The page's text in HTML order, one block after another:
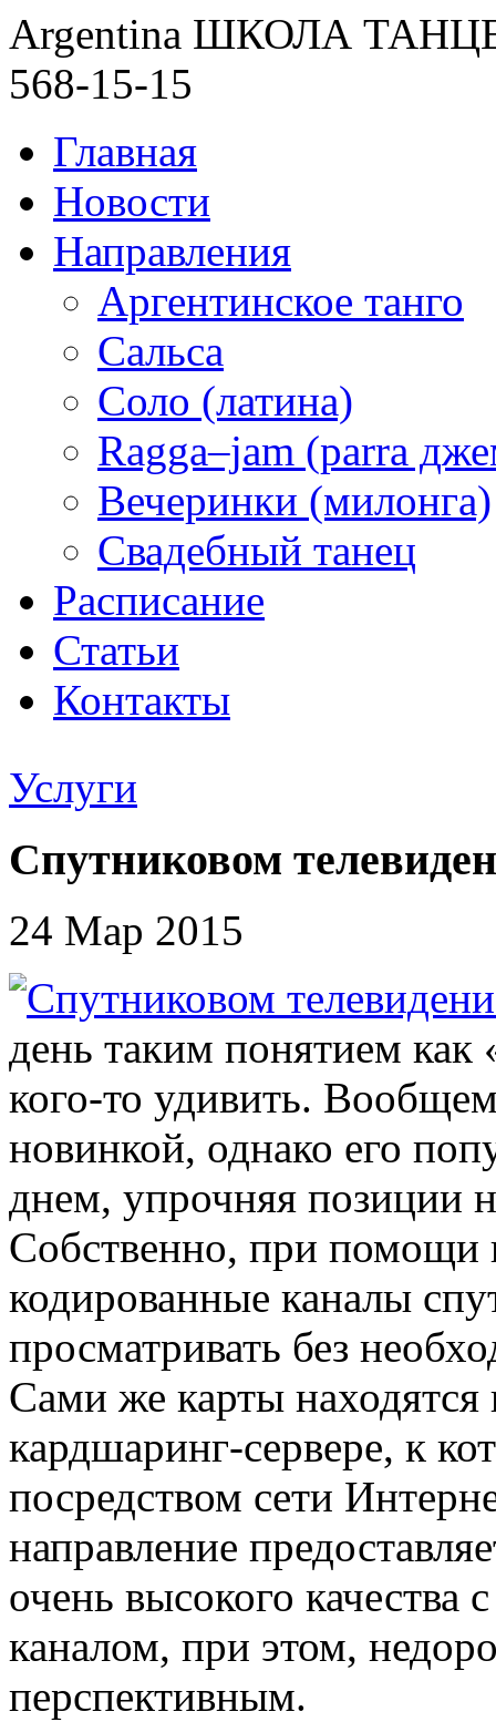
Argentina ШКОЛА
568-15-15
Главная
Новости
Направления
Аргентинское танго
Сальса
Соло (латина)
Ragga–jam (parra
Вечеринки (милонга)
Свадебный танец
Расписание
Статьи
Контакты
Услуги
Спутниковом
24 Мар 2015
день таким понятием
кого-то удивить.
новинкой, однако его
днем, упрочняя позиции
Собственно, при помощи
кодированные каналы
просматривать без
Сами же карты находятся
кардшаринг-сервере, к
посредством сети
направление
очень высокого качества
каналом, при этом,
перспективным.